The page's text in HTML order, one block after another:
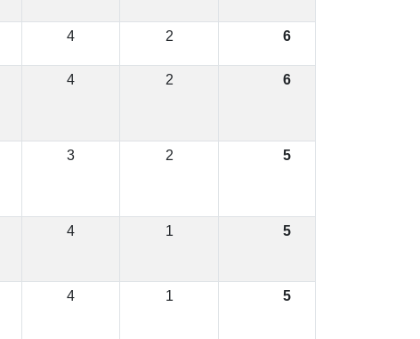
4 2 6
4 2 6
3 2 5
4 1 5
4 1 5